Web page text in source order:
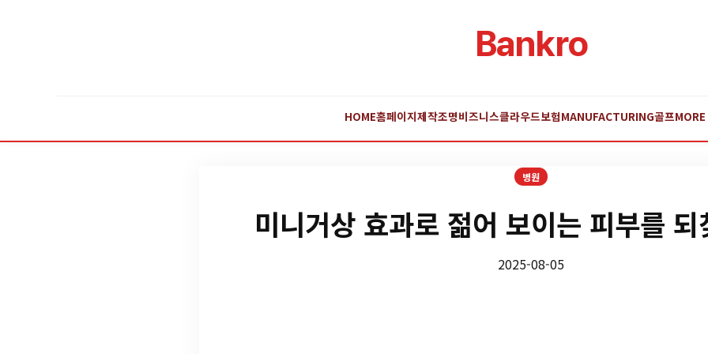
Bankro
HOME홈페이지제작조명비즈니스클라우드보험MANUFACTURING골프MORE
병원
미니거상 효과로 젊어 보이는 피부를 되
2025-08-05